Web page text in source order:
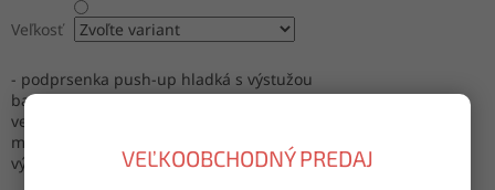
VEĽKOOBCHODNÝ PREDAJ
Veľkosť
- podprsenka push-up hladká s výstužou
balenie: jedna farba
veľkosti: 75B, 80B, 85C, 90C
materiál: 80% polyamid, 20% elastan
výroba: Turecko